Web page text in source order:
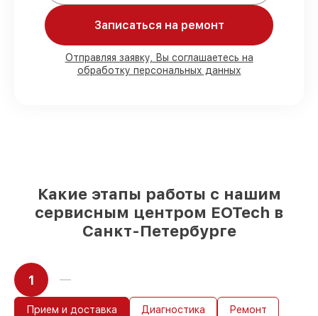
Мы гарантируем:
80%работ с возможностью наблюдения
работ в течение пары часов, при
условии, что сервис начался сразу
Записаться на ремонт
Отправляя заявку, Вы соглашаетесь на
обработку персональных данных
Какие этапы работы с нашим
сервисным центром EOTech в
Санкт-Петербурге
1
Прием и доставка Диагностика Ремонт